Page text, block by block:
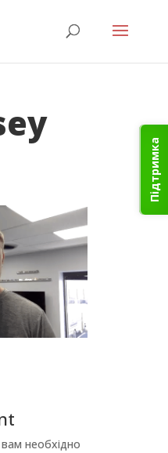
Підтримка
необхідно